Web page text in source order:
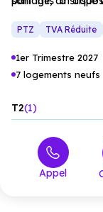
PTZ TVA Réduite
1er Trimestre 2027
7 logements neufs
T2 1
Appel